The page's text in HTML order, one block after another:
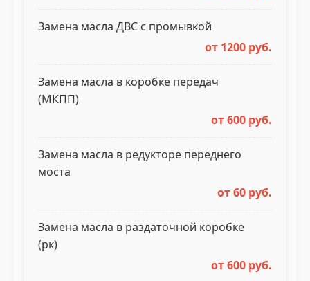
Замена масла ДВС с промывкой
от 1200 руб.
Замена масла в коробке передач
(МКПП)
от 600 руб.
Замена масла в редукторе переднего
моста
от 60 руб.
Замена масла в раздаточной коробке
(рк)
от 600 руб.